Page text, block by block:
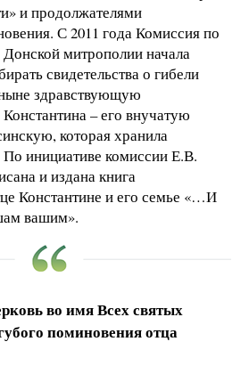
и продолжателями
С 2011 года Комиссия по
митрополии начала
свидетельства о гибели
здравствующую
– его внучатую
которая хранила
инициативе комиссии Е.В.
и издана книга
Константине и его семье «…И
вашим».
во имя Всех святых
поминовения отца